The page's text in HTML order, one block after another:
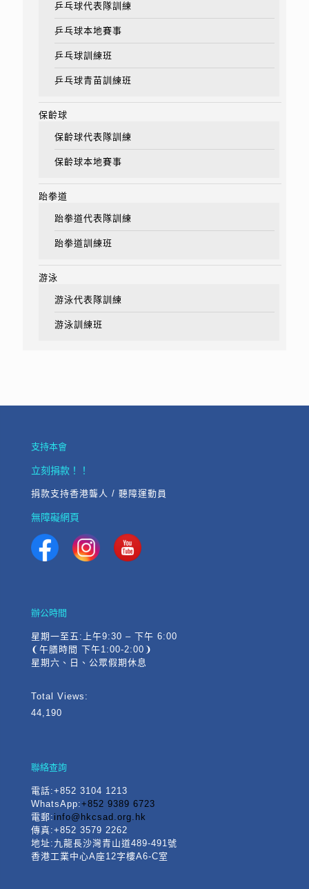
乒乓球代表隊訓練
乒乓球本地賽事
乒乓球訓練班
乒乓球青苗訓練班
保齡球
保齡球代表隊訓練
保齡球本地賽事
跆拳道
跆拳道代表隊訓練
跆拳道訓練班
游泳
游泳代表隊訓練
游泳訓練班
支持本會
立刻捐款！！
捐款支持香港聾人 / 聽障運動員
無障礙網頁
辦公時間
星期一至五:上午9:30 – 下午 6:00
❨午膳時間 下午1:00-2:00❩
星期六、日、公眾假期休息
Total Views:
44,190
聯絡查詢
電話:+852 3104 1213
WhatsApp:+852 9389 6723
電郵: info@hkcsad.org.hk
傳真:+852 3579 2262
地址:九龍長沙灣青山道489-491號
香港工業中心A座12字樓A6-C室